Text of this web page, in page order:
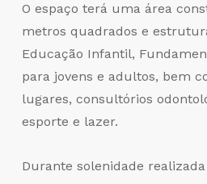
O espaço terá uma área
metros quadrados e
Educação Infantil,
para jovens e adultos, bem
lugares, consultórios
esporte e lazer.
Durante solenidade